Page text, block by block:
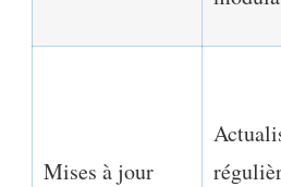
Mises à jour